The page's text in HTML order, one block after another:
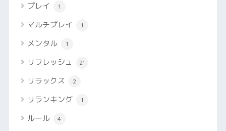
プレイ 1
マルチプレイ 1
メンタル 1
リフレッシュ 21
リラックス 2
リランキング 1
ルール 4